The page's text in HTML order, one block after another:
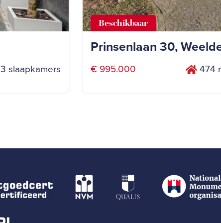
3 slaapkamers
Beschikbaar
Prinsenlaan 30,
€ 995.000 474